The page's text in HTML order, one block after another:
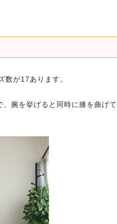
数が17あります。
腕を挙げると同時に膝を曲げて